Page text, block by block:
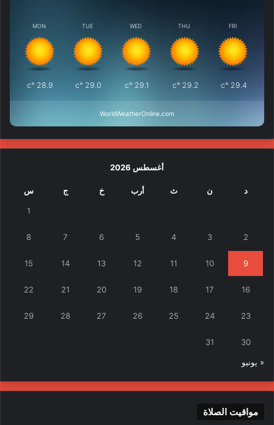
MON
28.9
°c
TUE
29.0
°c
WED
29.1
°c
THU
29.2
°c
FRI
29.4
°c
WorldWeatherOnline.com
أغسطس 2026
د ن ث أرب خ ج س
1
2
3
4
5
6
7
8
9
10
11
12
13
14
15
16
17
18
19
20
21
22
23
24
25
26
27
28
29
30
31
« يونيو
مواقيت الصلاة